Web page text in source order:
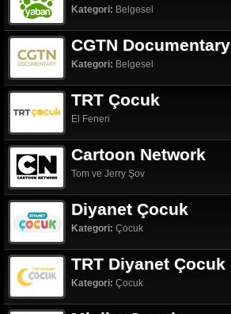
Kategori: Belgesel
CGTN Documentary
Kategori: Belgesel
TRT Çocuk
El Feneri
Cartoon Network
Tom ve Jerry Şov
Diyanet Çocuk
Kategori: Çocuk
TRT Diyanet Çocuk
Kategori: Çocuk